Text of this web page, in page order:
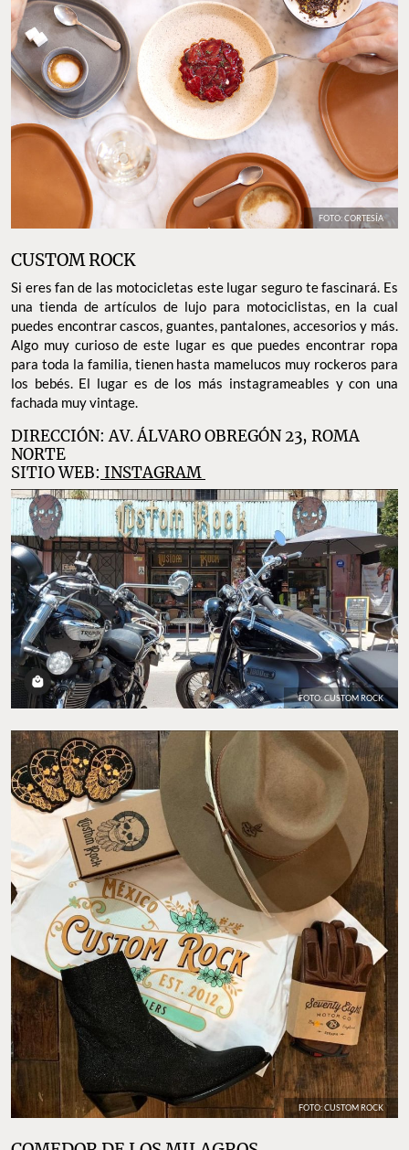
FOTO: CORTESÍA
CUSTOM ROCK
Si eres fan de las motocicletas este lugar seguro te fascinará. Es
una tienda de artículos de lujo para motociclistas, en la cual
puedes encontrar cascos, guantes, pantalones, accesorios y más.
Algo muy curioso de este lugar es que puedes encontrar ropa
para toda la familia, tienen hasta mamelucos muy rockeros para
los bebés. El lugar es de los más instagrameables y con una
fachada muy vintage.
DIRECCIÓN: AV. ÁLVARO OBREGÓN 23, ROMA
NORTE
SITIO WEB: INSTAGRAM
FOTO: CUSTOM ROCK
FOTO: CUSTOM ROCK